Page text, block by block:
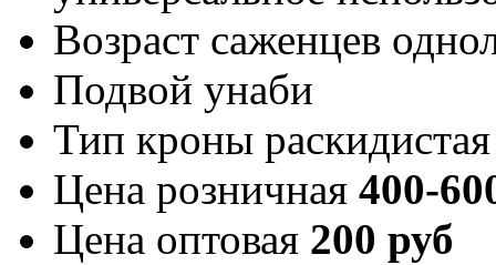
Возраст саженцев
Подвой унаби
Тип кроны раскидистая
Цена розничная 400-
Цена оптовая 200 руб